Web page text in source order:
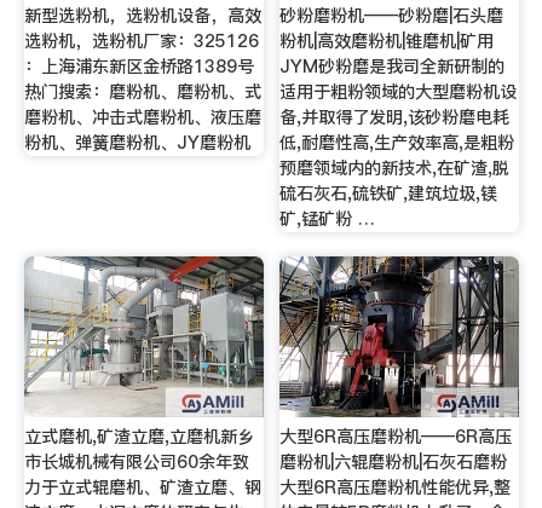
新型选粉机，选粉机设备，高效
选粉机，选粉机厂家：325126
：上海浦东新区金桥路1389号
热门搜索：磨粉机、磨粉机、式
磨粉机、冲击式磨粉机、液压磨
粉机、弹簧磨粉机、JY磨粉机
砂粉磨粉机——砂粉磨|石头磨
粉机|高效磨粉机|锥磨机|矿用
JYM砂粉磨是我司全新研制的
适用于粗粉领域的大型磨粉机设
备,并取得了发明,该砂粉磨电耗
低,耐磨性高,生产效率高,是粗粉
预磨领域内的新技术,在矿渣,脱
硫石灰石,硫铁矿,建筑垃圾,镁
矿,锰矿粉 …
立式磨机,矿渣立磨,立磨机新乡
市长城机械有限公司60余年致
力于立式辊磨机、矿渣立磨、钢
大型6R高压磨粉机——6R高压
磨粉机|六辊磨粉机|石灰石磨粉
大型6R高压磨粉机性能优异,整